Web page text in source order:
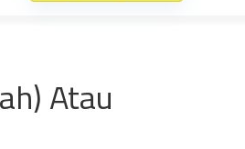
Atau